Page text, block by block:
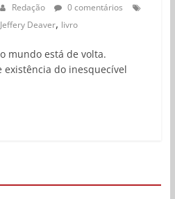
Redação
0 comentários
Jeffery Deaver, livro
mundo está de volta.
existência do inesquecível